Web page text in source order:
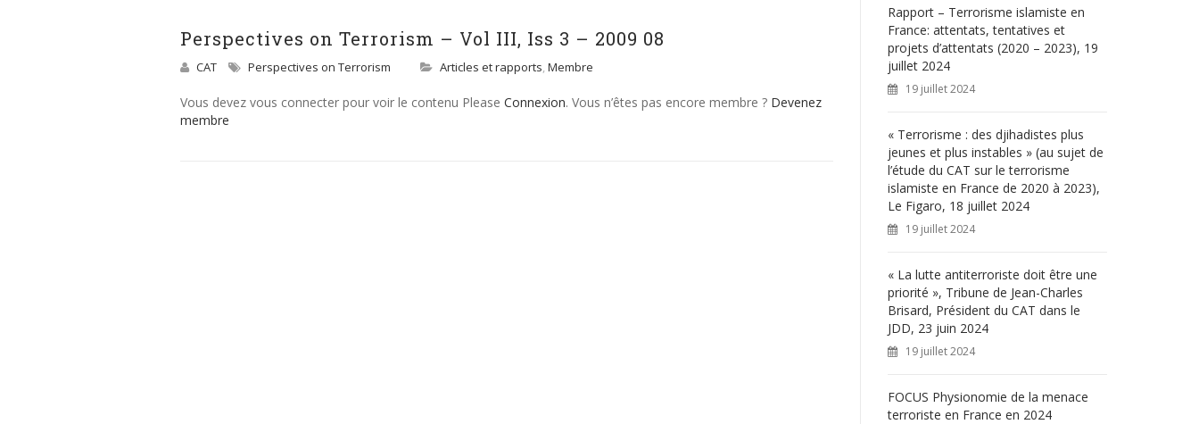
Perspectives on Terrorism – Vol III, Iss 3 – 2009 08
CAT Perspectives on Terrorism Articles et rapports, Membre
Vous devez vous connecter pour voir le contenu Please Connexion. Vous n’êtes pas encore membre ? Devenez
membre
h
e
r
:
Rapport – Terrorisme islamiste en
France: attentats, tentatives et
projets d’attentats (2020 – 2023), 19
juillet 2024
19 juillet 2024
« Terrorisme : des djihadistes plus
jeunes et plus instables » (au sujet de
l’étude du CAT sur le terrorisme
islamiste en France de 2020 à 2023),
Le Figaro, 18 juillet 2024
19 juillet 2024
« La lutte antiterroriste doit être une
priorité », Tribune de Jean-Charles
Brisard, Président du CAT dans le
JDD, 23 juin 2024
19 juillet 2024
FOCUS Physionomie de la menace
terroriste en France en 2024